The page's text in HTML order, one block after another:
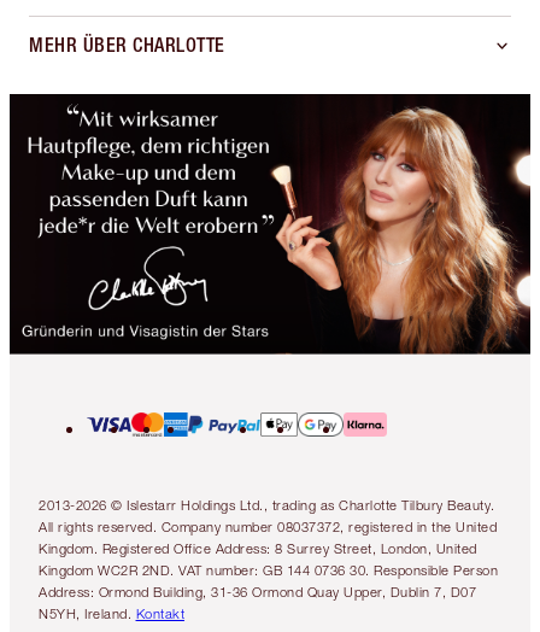
MEHR ÜBER CHARLOTTE
2013-2026 © Islestarr Holdings Ltd., trading as Charlotte Tilbury Beauty.
All rights reserved. Company number 08037372, registered in the United
Kingdom. Registered Office Address: 8 Surrey Street, London, United
Kingdom WC2R 2ND. VAT number: GB 144 0736 30. Responsible Person
Address: Ormond Building, 31-36 Ormond Quay Upper, Dublin 7, D07
N5YH, Ireland. Kontakt